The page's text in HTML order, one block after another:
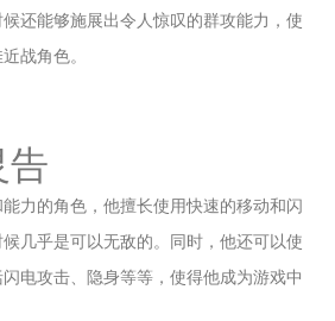
还能够施展出令人惊叹的群攻能力，使
战角色。
告
力的角色，他擅长使用快速的移动和闪
几乎是可以无敌的。同时，他还可以使
电攻击、隐身等等，使得他成为游戏中